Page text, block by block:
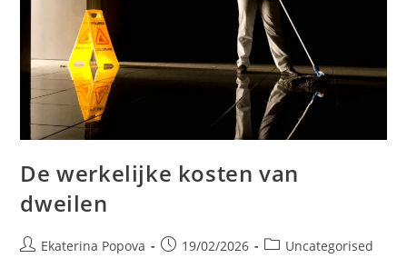
De werkelijke kosten van
dweilen
Ekaterina Popova 19/02/2026 Uncategorised